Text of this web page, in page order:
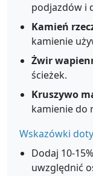
podjazdów i
Kamień
kamienie
Żwir
ścieżek.
Kruszywo
kamienie do
Wskazówki
Dodaj 10-
uwzględnić